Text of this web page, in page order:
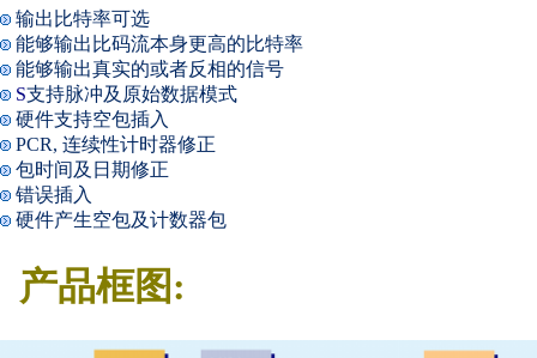
输出比特率可选
能够输出比码流本身更高的比特率
能够输出真实的或者反相的信号
S支持脉冲及原始数据模式
硬件支持空包插入
PCR, 连续性计时器修正
包时间及日期修正
错误插入
硬件产生空包及计数器包
产品框图: